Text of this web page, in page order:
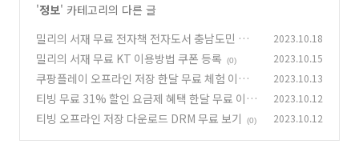
'정보' 카테고리의 다른 글
밀리의 서재 무료 전자책 전자도서 충남도민 평생
혜택 이용하기 (0)
2023.10.18
밀리의 서재 무료 KT 이용방법 쿠폰 등록 (0) 2023.10.15
쿠팡플레이 오프라인 저장 한달 무료 체험 이용
방법
(0)
2023.10.13
티빙 무료 31% 할인 요금제 혜택 한달 무료 이용
방법 보기 OTT 공유 사이트
(0)
2023.10.12
티빙 오프라인 저장 다운로드 DRM 무료 보기 (0) 2023.10.12